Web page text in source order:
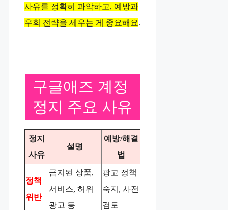
사유를 정확히 파악하고, 예방과
우회 전략을 세우는 게 중요해요.
구글애즈 계정
정지 주요 사유
정지
사유
설명
예방/해결
법
정책
위반
금지된 상품,
서비스, 허위
광고 등
광고 정책
숙지, 사전
검토